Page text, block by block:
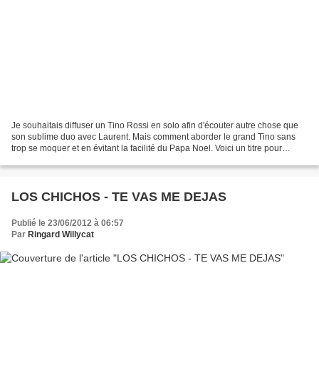
Je souhaitais diffuser un Tino Rossi en solo afin d'écouter autre chose que
son sublime duo avec Laurent. Mais comment aborder le grand Tino sans
trop se moquer et en évitant la facilité du Papa Noel. Voici un titre pour
LOS CHICHOS - TE VAS ME DEJAS
Publié le 23/06/2012 à 06:57
Par Ringard Willycat